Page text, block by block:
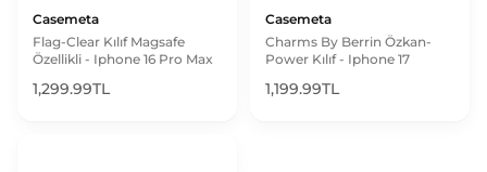
Casemeta
Flag-Clear Kılıf Magsafe
Özellikli - Iphone 16 Pro Max
1,299.99TL
Casemeta
Charms By Berrin Özkan-
Power Kılıf - Iphone 17
1,199.99TL